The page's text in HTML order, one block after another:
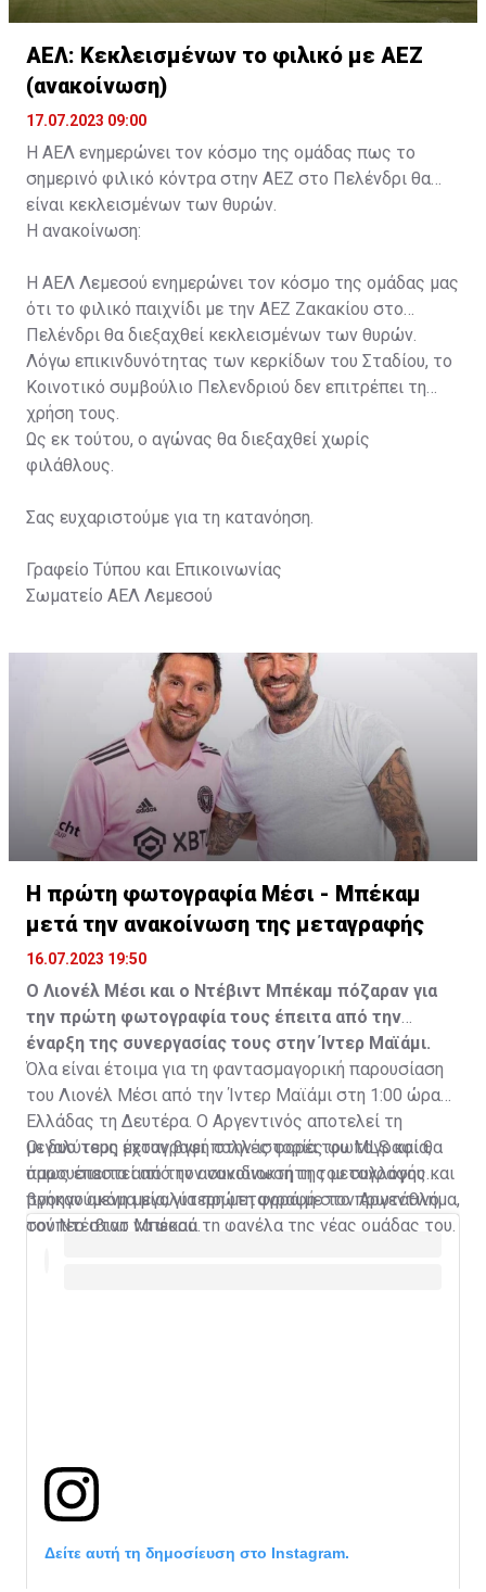
ΑΕΛ: Κεκλεισμένων το φιλικό με ΑΕΖ
(ανακοίνωση)
17.07.2023 09:00
Η ΑΕΛ ενημερώνει τον κόσμο της ομάδας πως το
σημερινό φιλικό κόντρα στην ΑΕΖ στο Πελένδρι θα
είναι κεκλεισμένων των θυρών.
Η ανακοίνωση:
Η ΑΕΛ Λεμεσού ενημερώνει τον κόσμο της ομάδας μας
ότι το φιλικό παιχνίδι με την ΑΕΖ Ζακακίου στο
Πελένδρι θα διεξαχθεί κεκλεισμένων των θυρών.
Λόγω επικινδυνότητας των κερκίδων του Σταδίου, το
Κοινοτικό συμβούλιο Πελενδριού δεν επιτρέπει τη
χρήση τους.
Ως εκ τούτου, ο αγώνας θα διεξαχθεί χωρίς
φιλάθλους.
Σας ευχαριστούμε για τη κατανόηση.
Γραφείο Τύπου και Επικοινωνίας
Σωματείο ΑΕΛ Λεμεσού
Η πρώτη φωτογραφία Μέσι - Μπέκαμ
μετά την ανακοίνωση της μεταγραφής
16.07.2023 19:50
Ο Λιονέλ Μέσι και ο Ντέβιντ Μπέκαμ πόζαραν για
την πρώτη φωτογραφία τους έπειτα από την
έναρξη της συνεργασίας τους στην Ίντερ Μαϊάμι.
Όλα είναι έτοιμα για τη φαντασμαγορική παρουσίαση
του Λιονέλ Μέσι από την Ίντερ Μαϊάμι στη 1:00 ώρα
Ελλάδας τη Δευτέρα. Ο Αργεντινός αποτελεί τη
μεγαλύτερη μεταγραφή στην ιστορία του MLS και θα
παρουσιαστεί από τον συνιδιοκτήτη του συλλόγου και
προηγούμενη μεγαλύτερη μεταγραφή στο πρωτάθλημα,
τον Ντέιβιντ Μπέκαμ.
Οι δυο τους έχουν βγει πολλές φορές φωτογραφία,
όμως έπειτα από την ανακοίνωση της μεταγραφής
βγήκαν ακόμα μία, για πρώτη φορά με τον Αργεντινό
σούπερ σταρ να φορά τη φανέλα της νέας ομάδας του.
Δείτε αυτή τη δημοσίευση στο Instagram.